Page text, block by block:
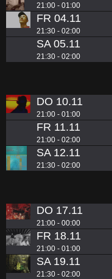
21:00 - 01:00
FR 04.11
21:30 - 02:00
SA 05.11
21:30 - 02:00
DO 10.11
21:00 - 01:00
FR 11.11
21:00 - 02:00
SA 12.11
21:30 - 02:00
DO 17.11
21:00 - 00:00
FR 18.11
21:00 - 01:00
SA 19.11
21:30 - 02:00